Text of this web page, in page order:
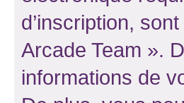
d’inscription,
Arcade Team ».
informations de